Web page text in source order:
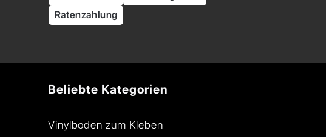
Ratenzahlung
Beliebte Kategorien
Vinylboden zum Kleben